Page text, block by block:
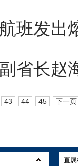
班发出
省长赵
43 44 45 下一页